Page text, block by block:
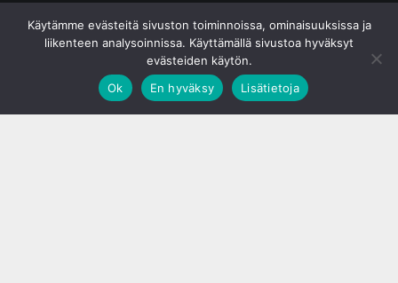
Käytämme evästeitä sivuston toiminnoissa, ominaisuuksissa ja
liikenteen analysoinnissa. Käyttämällä sivustoa hyväksyt
evästeiden käytön.
Ok
En hyväksy Lisätietoja